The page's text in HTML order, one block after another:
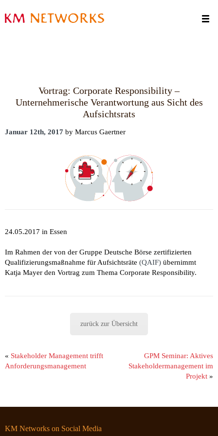
Kontakt
Vortrag: Corporate Responsibility –
Unternehmerische Verantwortung aus Sicht des
Aufsichtsrats
Januar 12th, 2017 by Marcus Gaertner
24.05.2017 in Essen
Im Rahmen der von der Gruppe Deutsche Börse zertifizierten
Qualifizierungsmaßnahme für Aufsichtsräte (QAIF) übernimmt
Katja Mayer den Vortrag zum Thema Corporate Responsibility.
zurück zur Übersicht
GPM Seminar: Aktives
Stakeholdermanagement im
Projekt »
« Stakeholder Management trifft
Anforderungsmanagement
KM Networks on Social Media